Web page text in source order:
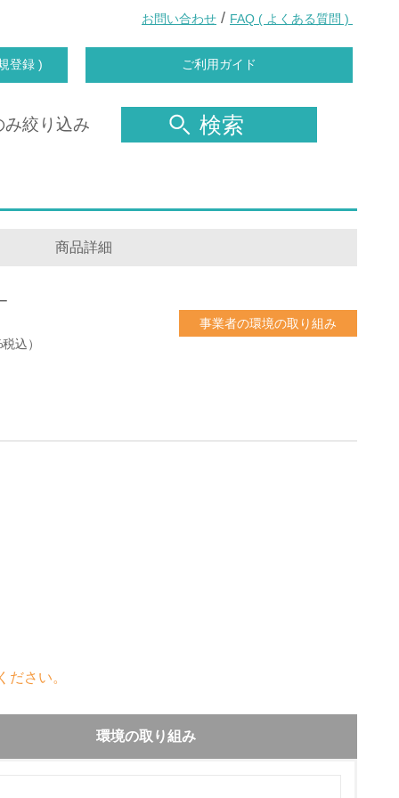
お問い合わせ / FAQ ( よくある質問 )
登録 ) ご利用ガイド
み絞り込み 検索
商品詳細
込）
事業者の環境の取り組み
さい。
環境の取り組み